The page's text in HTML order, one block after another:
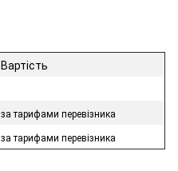
Вартість
за тарифами перевізника
за тарифами перевізника